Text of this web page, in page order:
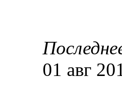
01 авг